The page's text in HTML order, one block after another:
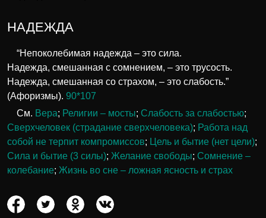
НАДЕЖДА
“Непоколебимая надежда – это сила.
Надежда, смешанная с сомнением, – это трусость.
Надежда, смешанная со страхом, – это слабость.”
(Афоризмы). 90*107
См. Вера; Религии – мосты; Слабость за слабостью;
Сверхчеловек (страдание сверхчеловека); Работа над
собой не терпит компромиссов; Цель и бытие (нет цели);
Сила и бытие (3 силы); Желание свободы; Сомнение –
колебание; Жизнь во сне – ложная ясность и страх